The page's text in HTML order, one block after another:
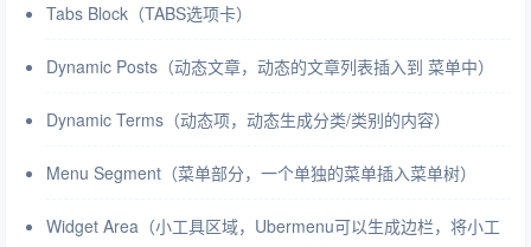
Tabs Block（TABS选项卡）
Dynamic Posts（动态文章，动态的文章列表插入到 菜单中）
Dynamic Terms（动态项，动态生成分类/类别的内容）
Menu Segment（菜单部分，一个单独的菜单插入菜单树）
Widget Area（小工具区域，Ubermenu可以生成边栏，将小工